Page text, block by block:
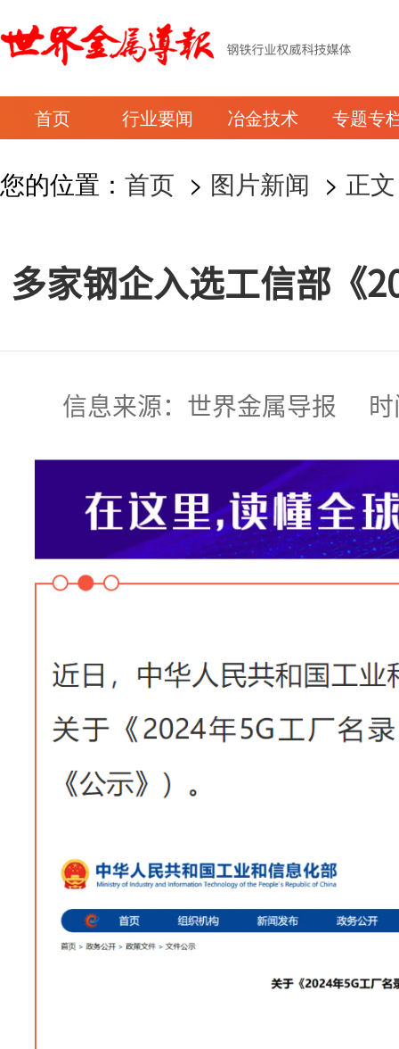
首页 行业要闻 冶金技术 专题专
您的位置： 首页 > 图片新闻 > 正文
多家钢企入选工信部《
信息来源：世界金属导报 时